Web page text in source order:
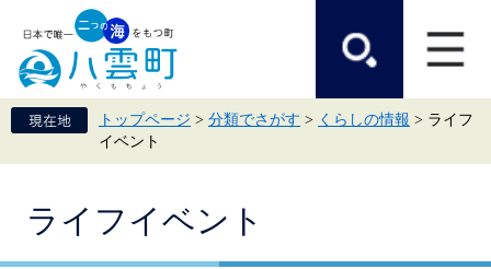
頭
で
飛
ば
て
トップページ > 分類でさがす > くらしの情報 > ライフ
イベント
ライフイベント